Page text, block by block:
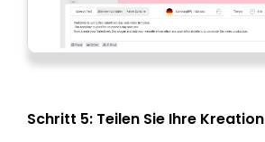
Schritt 5: Teilen Sie Ihre Kreation